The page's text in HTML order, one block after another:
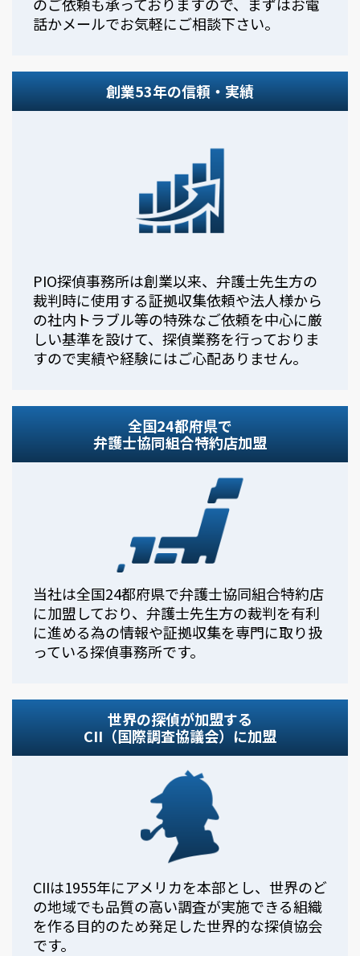
話かメールでお気軽にご相談下さい。
創業53年の信頼・実績
PIO探偵事務所は創業以来、弁護士先生方の
裁判時に使用する証拠収集依頼や法人様から
の社内トラブル等の特殊なご依頼を中心に厳
しい基準を設けて、探偵業務を行っておりま
すので実績や経験にはご心配ありません。
全国24都府県で
弁護士協同組合特約店加盟
当社は全国24都府県で弁護士協同組合特約店
に加盟しており、弁護士先生方の裁判を有利
に進める為の情報や証拠収集を専門に取り扱
っている探偵事務所です。
世界の探偵が加盟する
CII（国際調査協議会）に加盟
CIIは1955年にアメリカを本部とし、世界のど
の地域でも品質の高い調査が実施できる組織
を作る目的のため発足した世界的な探偵協会
です。